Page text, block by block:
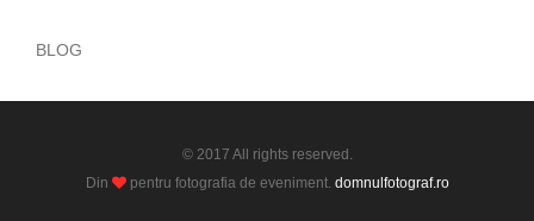
BLOG
© 2017 All rights reserved.
Din
pentru fotografia de eveniment. domnulfotograf.ro